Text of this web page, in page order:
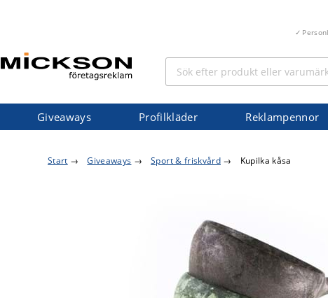
Giveaways Profilkläder Reklampennor
Start → Giveaways → Sport & friskvård → Kupilka kåsa